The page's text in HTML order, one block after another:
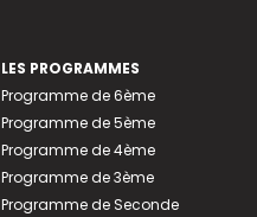
LES PROGRAMMES
Programme de 6ème
Programme de 5ème
Programme de 4ème
Programme de 3ème
Programme de Seconde